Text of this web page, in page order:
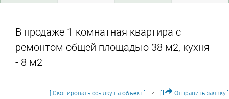
В продаже 1-комнатная квартира с
ремонтом общей площадью 38 м2, кухня
- 8 м2
[ Скопировать ссылку на объект ] Отправить заявку ]